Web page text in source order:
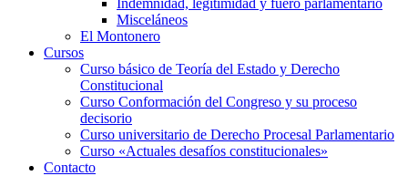
Misceláneos
El Montonero
Cursos
Curso básico de Teoría del Estado y Derecho
Constitucional
Curso Conformación del Congreso y su proceso
decisorio
Curso universitario de Derecho Procesal Parlamentario
Curso «Actuales desafíos constitucionales»
Contacto